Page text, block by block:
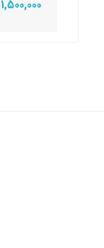
1,500,000 ريال